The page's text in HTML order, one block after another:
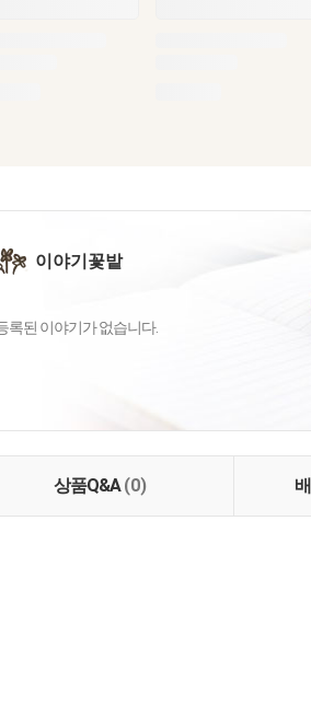
이야기꽃밭
록된 이야기가 없습니다.
상품Q&A(0)